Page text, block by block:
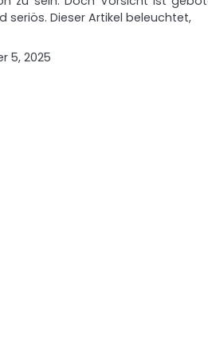
seriös. Dieser Artikel beleuchtet,
5, 2025